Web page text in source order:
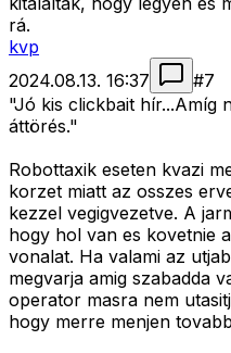
rá.
kvp
2024.08.13. 16:37
#7
"Jó kis clickbait hír...Amíg
áttörés."
Robottaxik eseten kvazi
korzet miatt az osszes
kezzel vegigvezetve. A
hogy hol van es kovetnie
vonalat. Ha valami az
megvarja amig szabadda
operator masra nem
hogy merre menjen